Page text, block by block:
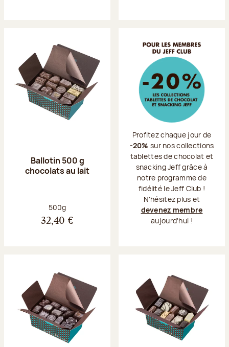
Ballotin 500 g
chocolats au lait
Poids net :
500g
32,40 €
Profitez chaque jour de
-20% sur nos collections
tablettes de chocolat et
snacking Jeff grâce à
notre programme de
fidélité le Jeff Club !
N'hésitez plus et
devenez membre
aujourd'hui !